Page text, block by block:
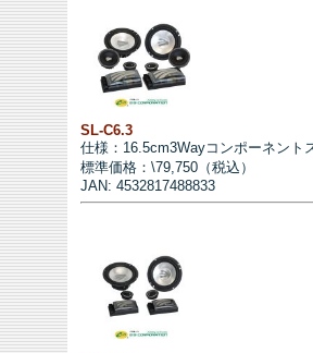
SL-C6.3
仕様：16.5cm3Wayコンポーネント
標準価格：\79,750（税込）
JAN: 4532817488833